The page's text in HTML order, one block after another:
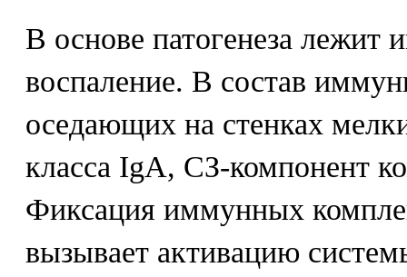
В основе патогенеза лежит
воспаление. В состав
оседающих на стенках
класса IgA, СЗ-компонент
Фиксация иммунных
вызывает активацию